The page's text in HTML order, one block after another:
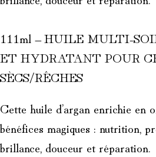
111ml – HUILE MULTI-
ET HYDRATANT POUR
SÈCS/RÊCHES
Cette huile d’argan enrichie en
bénéfices magiques : nutrition,
brillance, douceur et réparation.